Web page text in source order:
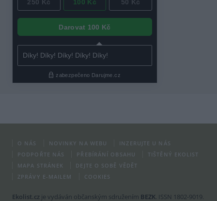
O NÁS NOVINKY NA WEBU
INZERUJTE U NÁS
PODPOŘTE NÁS
PŘEBÍRÁNÍ OBSAHU
TIŠTĚNÝ EKOLIST
MAPA STRÁNEK
DEJTE O SOBĚ VĚDĚT
ZPRÁVY E-MAILEM
COOKIES
Ekolist.cz je vydáván občanským sdružením BEZK. ISSN 1802-9019.